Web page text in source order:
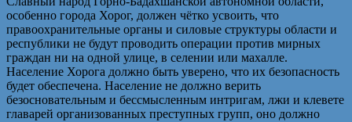
особенно города Хорог, должен чётко усвоить, что
правоохранительные органы и силовые структуры области и
республики не будут проводить операции против мирных
граждан ни на одной улице, в селении или махалле.
Население Хорога должно быть уверено, что их безопасность
будет обеспечена. Население не должно верить
безосновательным и бессмысленным интригам, лжи и клевете
главарей организованных преступных групп, оно должно